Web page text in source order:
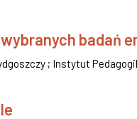
badań
; Instytut